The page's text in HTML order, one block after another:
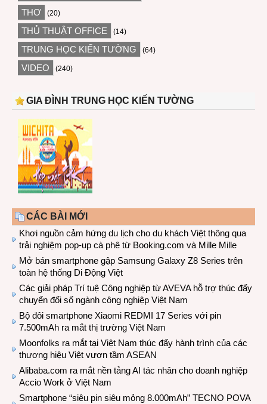
THƠ (20)
THỦ THUẬT OFFICE (14)
TRUNG HỌC KIẾN TƯỜNG (64)
VIDEO (240)
GIA ĐÌNH TRUNG HỌC KIẾN TƯỜNG
CÁC BÀI MỚI
Khơi nguồn cảm hứng du lịch cho du khách Việt thông qua
trải nghiệm pop-up cà phê từ Booking.com và Mille Mille
Mở bán smartphone gập Samsung Galaxy Z8 Series trên
toàn hệ thống Di Động Việt
Các giải pháp Trí tuệ Công nghiệp từ AVEVA hỗ trợ thúc đẩy
chuyển đổi số ngành công nghiệp Việt Nam
Bộ đôi smartphone Xiaomi REDMI 17 Series với pin
7.500mAh ra mắt thị trường Việt Nam
Moonfolks ra mắt tại Việt Nam thúc đẩy hành trình của các
thương hiệu Việt vươn tầm ASEAN
Alibaba.com ra mắt nền tảng AI tác nhân cho doanh nghiệp
Accio Work ở Việt Nam
Smartphone “siêu pin siêu mỏng 8.000mAh” TECNO POVA